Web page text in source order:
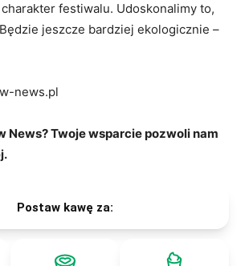
festiwalu. Udoskonalimy to,
jeszcze bardziej ekologicznie –
news.pl
News? Twoje wsparcie pozwoli nam
Postaw kawę za: